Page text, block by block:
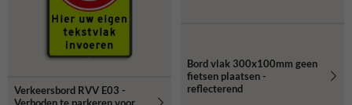
Verkeersbord RVV E03 -
Verboden te parkeren voor
Bord vlak 300x100mm geen
fietsen plaatsen -
reflecterend